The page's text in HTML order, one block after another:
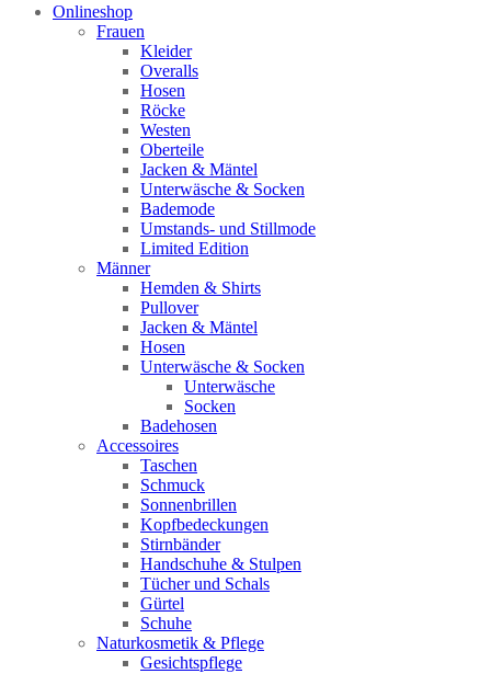
Onlineshop
Frauen
Kleider
Overalls
Hosen
Röcke
Westen
Oberteile
Jacken & Mäntel
Unterwäsche & Socken
Bademode
Umstands- und Stillmode
Limited Edition
Männer
Hemden & Shirts
Pullover
Jacken & Mäntel
Hosen
Unterwäsche & Socken
Unterwäsche
Socken
Badehosen
Accessoires
Taschen
Schmuck
Sonnenbrillen
Kopfbedeckungen
Stirnbänder
Handschuhe & Stulpen
Tücher und Schals
Gürtel
Schuhe
Naturkosmetik & Pflege
Gesichtspflege